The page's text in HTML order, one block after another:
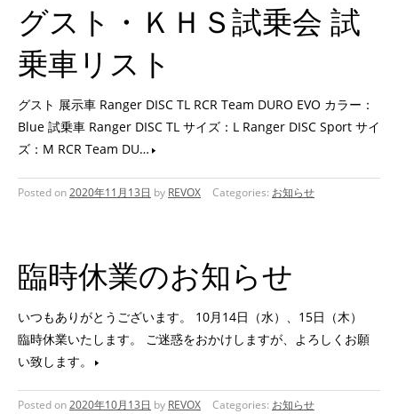
グスト・ＫＨＳ試乗会 試
乗車リスト
グスト 展示車 Ranger DISC TL RCR Team DURO EVO カラー：
Blue 試乗車 Ranger DISC TL サイズ：L Ranger DISC Sport サイ
ズ：M RCR Team DU…
Posted on2020年11月13日 by REVOX Categories: お知らせ
臨時休業のお知らせ
いつもありがとうございます。 10月14日（水）、15日（木）
臨時休業いたします。 ご迷惑をおかけしますが、よろしくお願
い致します。
Posted on2020年10月13日 by REVOX Categories: お知らせ